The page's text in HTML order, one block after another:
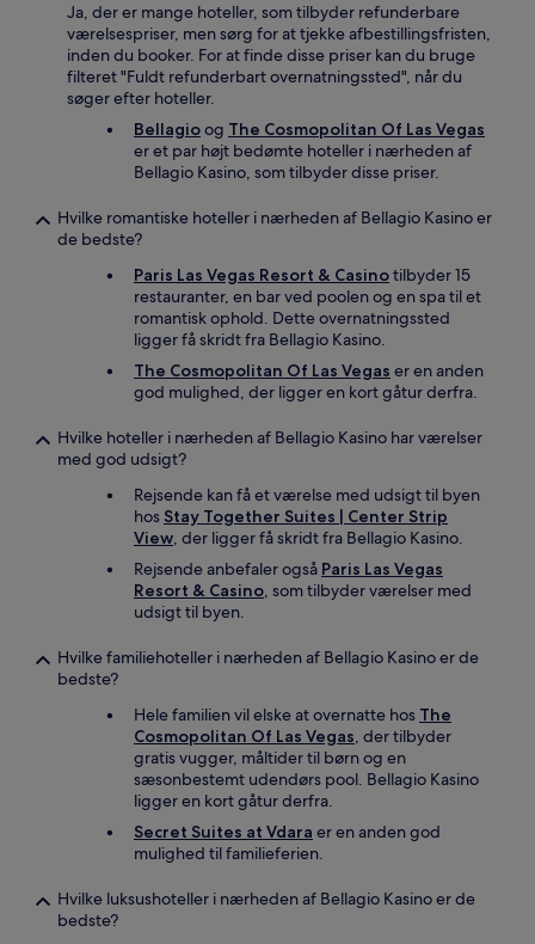
Ja, der er mange hoteller, som tilbyder refunderbare
værelsespriser, men sørg for at tjekke afbestillingsfristen,
inden du booker. For at finde disse priser kan du bruge
filteret "Fuldt refunderbart overnatningssted", når du
søger efter hoteller.
Bellagioog The Cosmopolitan Of Las Vegas
er et par højt bedømte hoteller i nærheden af
Bellagio Kasino, som tilbyder disse priser.
Hvilke romantiske hoteller i nærheden af Bellagio Kasino er
de bedste?
Paris Las Vegas Resort & Casinotilbyder 15
restauranter, en bar ved poolen og en spa til et
romantisk ophold. Dette overnatningssted
ligger få skridt fra Bellagio Kasino.
The Cosmopolitan Of Las Vegas er en anden
god mulighed, der ligger en kort gåtur derfra.
Hvilke hoteller i nærheden af Bellagio Kasino har værelser
med god udsigt?
Rejsende kan få et værelse med udsigt til byen
hos Stay Together Suites | Center Strip
View, der ligger få skridt fra Bellagio Kasino.
Rejsende anbefaler også Paris Las Vegas
Resort & Casino, som tilbyder værelser med
udsigt til byen.
Hvilke familiehoteller i nærheden af Bellagio Kasino er de
bedste?
Hele familien vil elske at overnatte hos The
Cosmopolitan Of Las Vegas, der tilbyder
gratis vugger, måltider til børn og en
sæsonbestemt udendørs pool. Bellagio Kasino
ligger en kort gåtur derfra.
Secret Suites at Vdara er en anden god
mulighed til familieferien.
Hvilke luksushoteller i nærheden af Bellagio Kasino er de
bedste?